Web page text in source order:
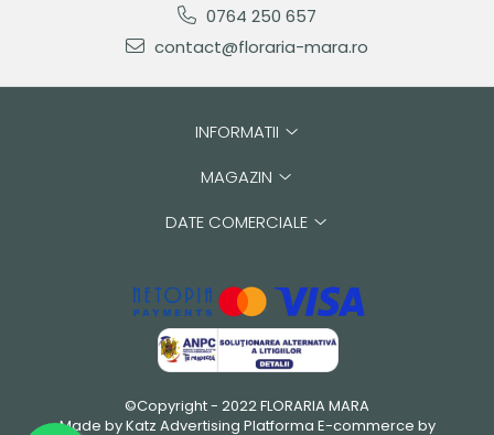
0764 250 657
contact@floraria-mara.ro
INFORMATII
MAGAZIN
DATE COMERCIALE
©Copyright - 2022 FLORARIA MARA
Made by Katz Advertising Platforma E-commerce by